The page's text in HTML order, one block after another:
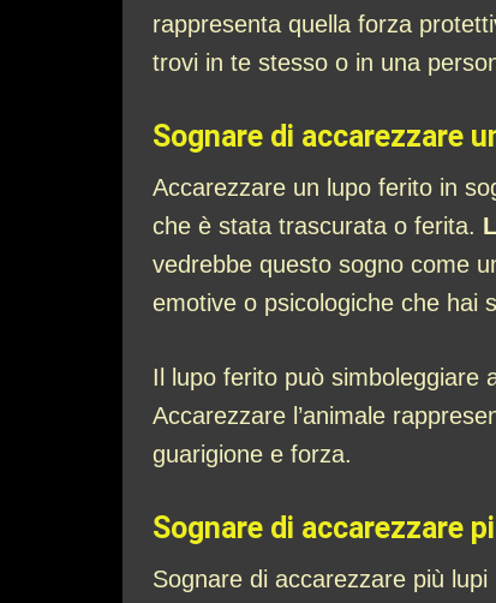
rappresenta quella forza
trovi in te stesso o in una
Sognare di accarezzare
Accarezzare un lupo ferito in
che è stata trascurata o ferita.
vedrebbe questo sogno come
emotive o psicologiche che hai
Il lupo ferito può simboleggiare
Accarezzare l’animale
guarigione e forza.
Sognare di accarezzare
Sognare di accarezzare più